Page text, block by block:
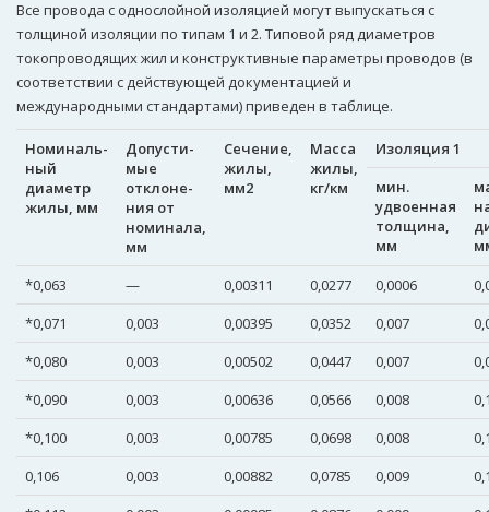
Все провода с однослойной изоляцией могут выпускаться с
толщиной изоляции по типам 1 и 2. Типовой ряд диаметров
токопроводящих жил и конструктивные параметры проводов (в
соответствии с действующей документацией и
международными стандартами) приведен в таблице.
Номиналь-
ный
диаметр
жилы, мм
Допусти-
мые
отклоне-
ния от
номинала,
мм
Сечение,
жилы,
мм2
Масса
жилы,
кг/км
Изоляция 1
мин.
удвоенная
толщина,
мм
*0,063
— 0,00311 0,0277 0,0006
*0,071
0,003 0,00395 0,0352 0,007
*0,080
0,003 0,00502 0,0447 0,007
*0,090
0,003 0,00636 0,0566 0,008
*0,100
0,003 0,00785 0,0698 0,008
0,106
0,003 0,00882 0,0785 0,009